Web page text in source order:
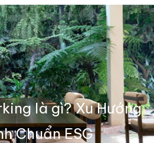
là gì? Xu Hướng
Chuẩn ESG